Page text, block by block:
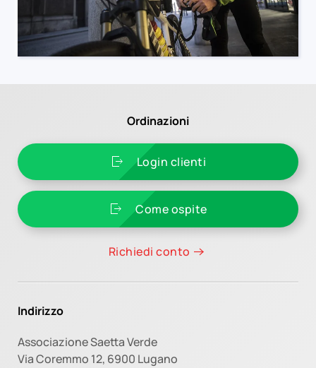
Ordinazioni
Login clienti
Come ospite
Richiedi conto
Indirizzo
Associazione Saetta Verde
Via Coremmo 12, 6900 Lugano